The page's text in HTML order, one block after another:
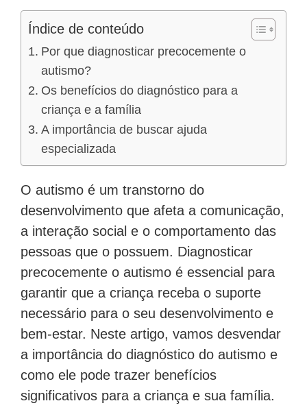
Índice de conteúdo
Por que diagnosticar precocemente o
autismo?
Os benefícios do diagnóstico para a
criança e a família
A importância de buscar ajuda
especializada
O autismo é um transtorno do
desenvolvimento que afeta a comunicação,
a interação social e o comportamento das
pessoas que o possuem. Diagnosticar
precocemente o autismo é essencial para
garantir que a criança receba o suporte
necessário para o seu desenvolvimento e
bem-estar. Neste artigo, vamos desvendar
a importância do diagnóstico do autismo e
como ele pode trazer benefícios
significativos para a criança e sua família.